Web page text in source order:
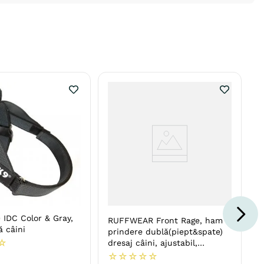
IDC Color & Gray,
câini
RUFFWEAR Front Rage, ham
prindere dublă(piept&spate)
dresaj câini, ajustabil,
reflectorizant
☆ ☆ ☆ ☆ ☆